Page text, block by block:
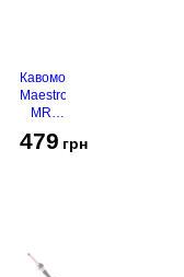
Кавомолка
Maestro
MR-
450
Grey
479 грн